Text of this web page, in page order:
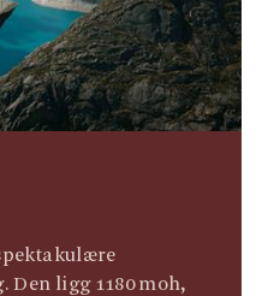
Den ligg 1180 moh,